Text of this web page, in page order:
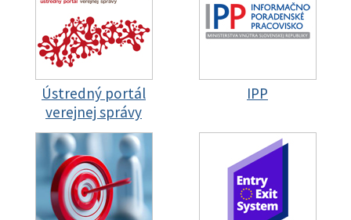
Ústredný portál
verejnej správy
IPP